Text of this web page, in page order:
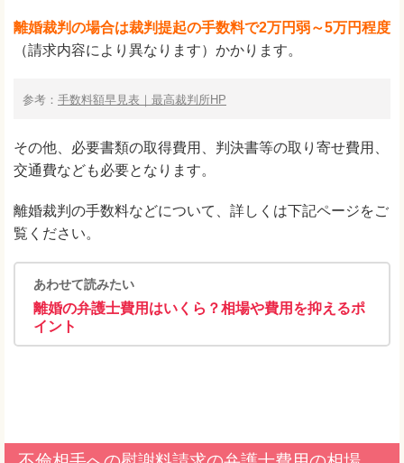
離婚裁判の場合は裁判提起の手数料で2万円弱～5万円程度
（請求内容により異なります）かかります。
参考： 手数料額早見表｜最高裁判所HP
その他、必要書類の取得費用、判決書等の取り寄せ費用、
交通費なども必要となります。
離婚裁判の手数料などについて、詳しくは下記ページをご
覧ください。
あわせて読みたい
離婚の弁護士費用はいくら？相場や費用を抑えるポ
イント